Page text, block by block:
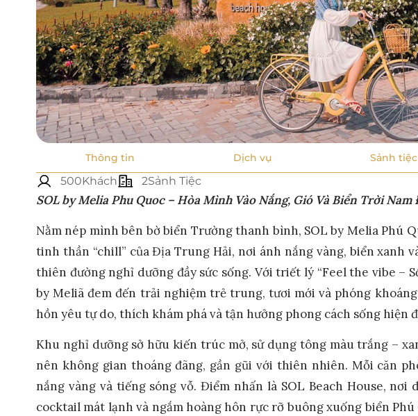
Thông tin Dịch vụ Sảnh tiệc
500Khách 2Sảnh Tiệc
SOL by Melia Phu Quoc – Hòa Mình Vào Nắng, Gió Và Biển Trời Nam
Nằm nép mình bên bờ biển Trường thanh bình, SOL by Melia Phú
tinh thần “chill” của Địa Trung Hải, nơi ánh nắng vàng, biển xanh
thiên đường nghỉ dưỡng đầy sức sống. Với triết lý “Feel the vibe –
by Meliã đem đến trải nghiệm trẻ trung, tươi mới và phóng
hồn yêu tự do, thích khám phá và tận hưởng phong cách sống hiện
Khu nghỉ dưỡng sở hữu kiến trúc mở, sử dụng tông màu trắng –
nên không gian thoáng đãng, gần gũi với thiên nhiên. Mỗi căn
nắng vàng và tiếng sóng vỗ. Điểm nhấn là SOL Beach House,
cocktail mát lạnh và ngắm hoàng hôn rực rỡ buông xuống biển